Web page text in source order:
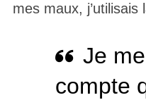
mes maux, j’utilisais
Je
compte